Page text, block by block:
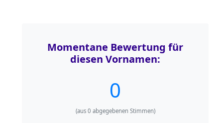
Momentane Bewertung für
diesen Vornamen:
0
(aus 0 abgegebenen Stimmen)